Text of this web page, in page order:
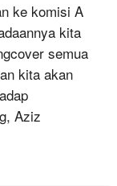
ke komisi A
kita
semua
kita akan
Aziz